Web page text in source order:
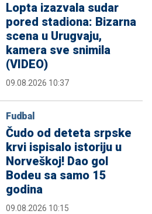
Lopta izazvala sudar
pored stadiona: Bizarna
scena u Urugvaju,
kamera sve snimila
(VIDEO)
09.08.2026 10:37
Fudbal
Čudo od deteta srpske
krvi ispisalo istoriju u
Norveškoj! Dao gol
Bodeu sa samo 15
godina
09.08.2026 10:15